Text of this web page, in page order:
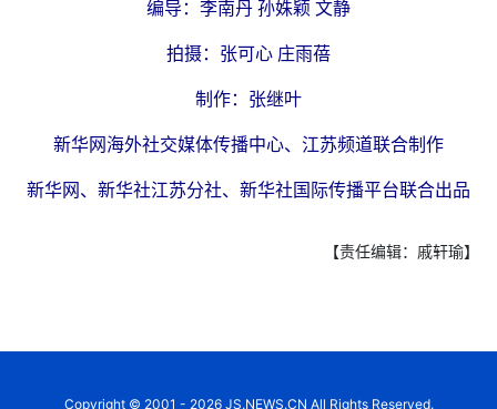
编导：李南丹 孙姝颖 文静
拍摄：张可心 庄雨蓓
制作：张继叶
新华网海外社交媒体传播中心、江苏频道联合制作
新华网、新华社江苏分社、新华社国际传播平台联合出品
【责任编辑：戚轩瑜】
Copyright © 2001 - 2026 JS.NEWS.CN All Rights Reserved.